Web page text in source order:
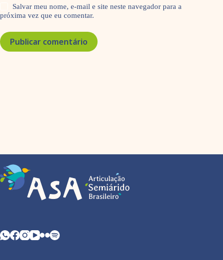
Salvar meu nome, e-mail e site neste navegador para a
próxima vez que eu comentar.
Publicar comentário